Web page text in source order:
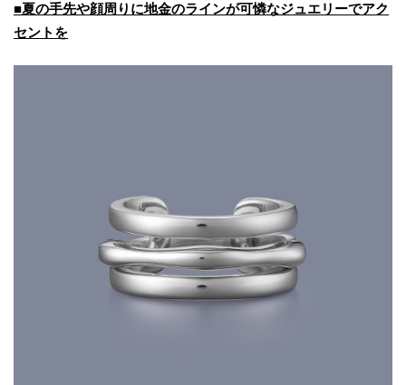
■夏の手先や顔周りに地金のラインが可憐なジュエリーでアク
セントを